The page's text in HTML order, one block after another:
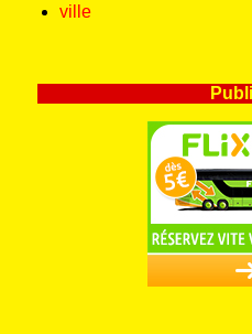
ville